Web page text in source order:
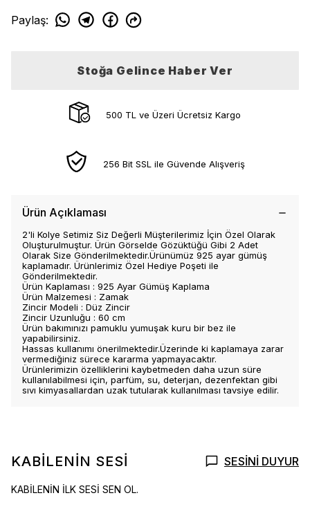
Paylaş:
Stoğa Gelince Haber Ver
500 TL ve Üzeri Ücretsiz Kargo
256 Bit SSL ile Güvende Alışveriş
Ürün Açıklaması
2'li Kolye Setimiz Siz Değerli Müşterilerimiz İçin Özel Olarak
Oluşturulmuştur. Ürün Görselde Gözüktüğü Gibi 2 Adet
Olarak Size Gönderilmektedir.Ürünümüz 925 ayar gümüş
kaplamadır. Ürünlerimiz Özel Hediye Poşeti ile
Gönderilmektedir.
Ürün Kaplaması : 925 Ayar Gümüş Kaplama
Ürün Malzemesi : Zamak
Zincir Modeli : Düz Zincir
Zincir Uzunluğu : 60 cm
Ürün bakımınızı pamuklu yumuşak kuru bir bez ile
yapabilirsiniz.
Hassas kullanımı önerilmektedir.Üzerinde ki kaplamaya zarar
vermediğiniz sürece kararma yapmayacaktır.
Ürünlerimizin özelliklerini kaybetmeden daha uzun süre
kullanılabilmesi için, parfüm, su, deterjan, dezenfektan gibi
sıvı kimyasallardan uzak tutularak kullanılması tavsiye edilir.
KABİLENİN SESİ SESİNİ DUYUR
KABİLENİN İLK SESİ SEN OL.